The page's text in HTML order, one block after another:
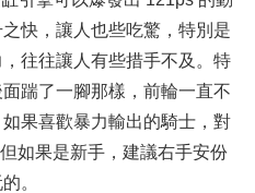
快，讓人也些吃驚，特別是
往往讓人有些措手不及。特
踹了一腳那樣，前輪一直不
果喜歡暴力輸出的騎士，對
如果是新手，建議右手安份
。